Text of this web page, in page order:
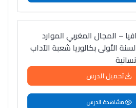
– المجال المغربي الموارد
الأولى بكالوريا شعبة الآداب
تحميل الدرس
مشاهدة الدرس